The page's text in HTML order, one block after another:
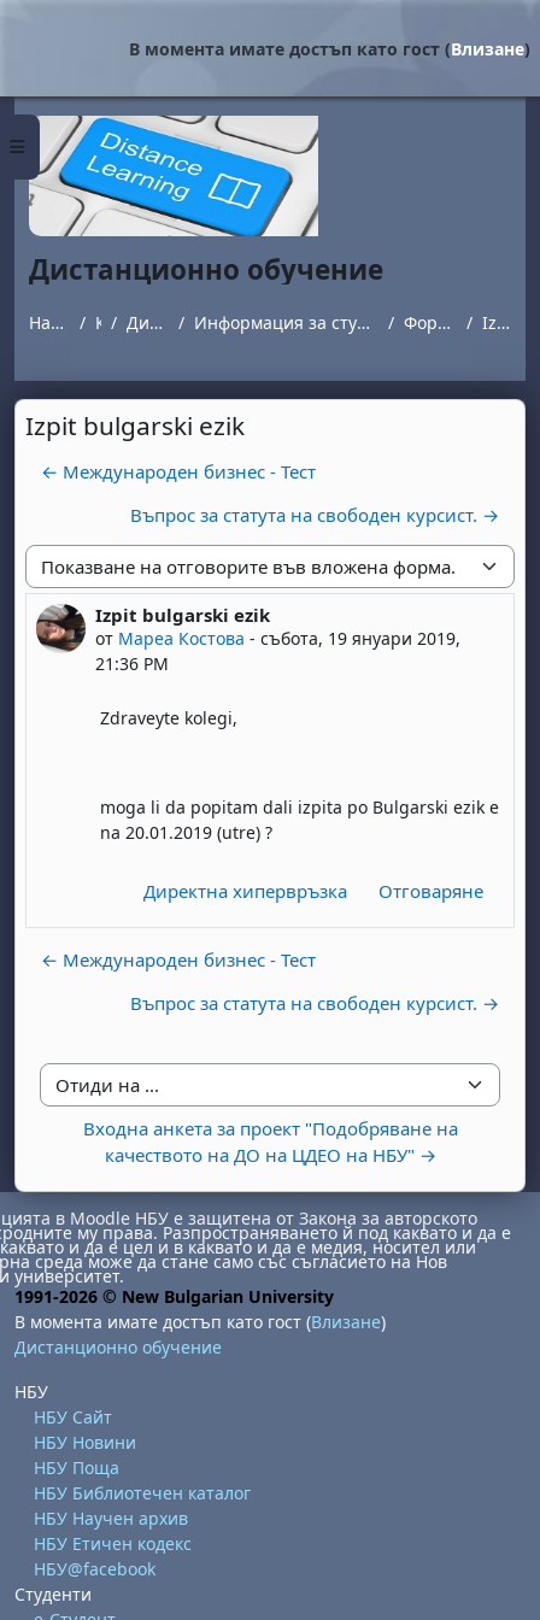
Страничен панел
В момента имате достъп като гост (Влизане)
Дистанционно обучение
Начална страница Курсове Дистанционно обучение Информация за студенти обучаващи се в програми с дистанционна форма на обучение. Форум за въпроси и отговори Izpit bulgarski ezik
Izpit bulgarski ezik
← Международен бизнес - Тест
Въпрос за статута на свободен курсист. →
Начин на показване
Izpit bulgarski ezik
от Мареа Костова -събота, 19 януари 2019,
21:36 PM
Number of replies: 0
Zdraveyte kolegi,
moga li da popitam dali izpita po Bulgarski ezik e
na 20.01.2019 (utre) ?
Директна хипервръзка Отговаряне
← Международен бизнес - Тест
Въпрос за статута на свободен курсист. →
Отиди на ...
Входна анкета за проект "Подобряване на
качеството на ДО на ЦДЕО на НБУ" →
1 август
неделя, 2 август
6 август
август8 август
неделя, 9 август
август
август
22 август
неделя, 23 август
август
август
29 август
неделя, 30 август
в Moodle НБУ е защитена от Закона за авторското
му права. Разпространяването й под каквато и да е
и да е цел и в каквато и да е медия, носител или
среда може да стане само със съгласието на Нов
университет.
1991-2026 © New Bulgarian University
В момента имате достъп като гост (Влизане)
Дистанционно обучение
НБУ
НБУ Сайт
НБУ Новини
НБУ Поща
НБУ Библиотечен каталог
НБУ Научен архив
НБУ Етичен кодекс
НБУ@facebook
Студенти